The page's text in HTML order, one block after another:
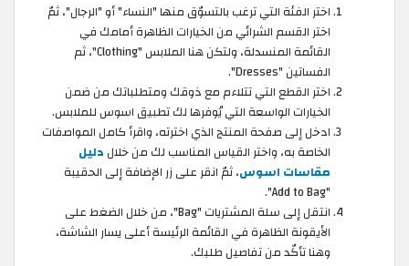
اختر الفئة التي ترغب بالتسوّق منها "النساء" أو "الرجال"، ثمّ
اختر القسم الشرائي من الخيارات الظاهرة أمامك في
القائمة المنسدلة، ولتكن هنا الملابس "Clothing"، ثم
الفساتين "Dresses".
اختر القطع التي تتلاءم مع ذوقك ومتطلباتك من ضمن
الخيارات الواسعة التي يُوفرها لك تطبيق اسوس للملابس.
ادخل إلى صفحة المنتج الذي اخترته، واقرأ كامل المواصفات
الخاصة به، واختر القياس المناسب لك من خلال دليل
مقاسات اسوس، ثمّ انقر على زر الإضافة إلى الحقيبة
"Add to Bag".
انتقل إلى سلة المشتريات "Bag"، من خلال الضغط على
الأيقونة الظاهرة في القائمة الرئيسة أعلى يسار الشاشة،
وهنا تأكّد من تفاصيل طلبك.